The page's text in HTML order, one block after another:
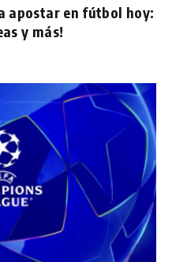
apostar en fútbol hoy:
y más!